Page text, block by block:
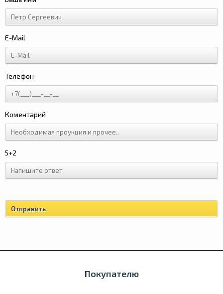
E-Mail
Телефон
Коментарий
5+2
Покупателю